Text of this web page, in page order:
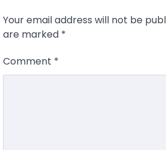
Your email address will not be
are marked *
Comment *